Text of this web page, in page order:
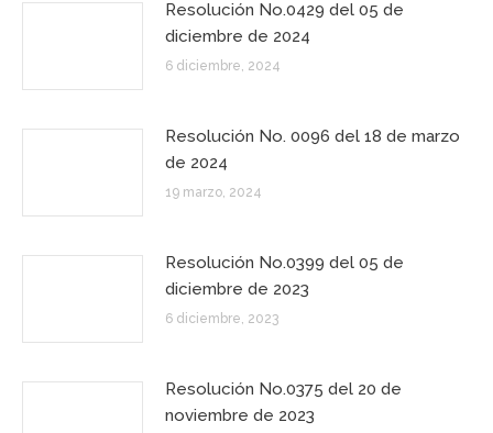
Resolución No.0429 del 05 de
diciembre de 2024
6 diciembre, 2024
Resolución No. 0096 del 18 de marzo
de 2024
19 marzo, 2024
Resolución No.0399 del 05 de
diciembre de 2023
6 diciembre, 2023
Resolución No.0375 del 20 de
noviembre de 2023